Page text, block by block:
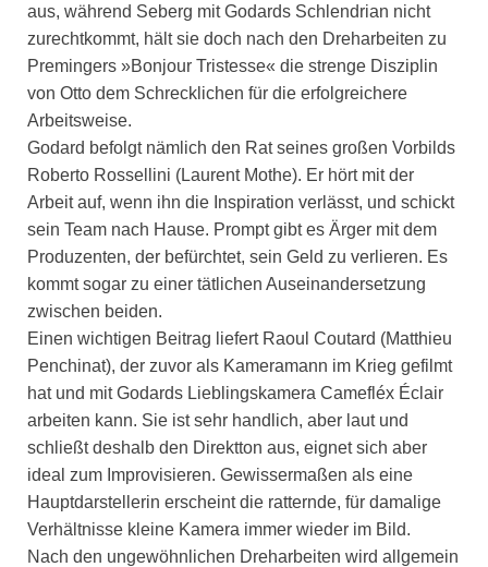
aus, während Seberg mit Godards Schlendrian nicht
zurechtkommt, hält sie doch nach den Dreharbeiten zu
Premingers »Bonjour Tristesse« die strenge Disziplin
von Otto dem Schrecklichen für die erfolgreichere
Arbeitsweise.
Godard befolgt nämlich den Rat seines großen Vorbilds
Roberto Rossellini (Laurent Mothe). Er hört mit der
Arbeit auf, wenn ihn die Inspiration verlässt, und schickt
sein Team nach Hause. Prompt gibt es Ärger mit dem
Produzenten, der befürchtet, sein Geld zu verlieren. Es
kommt sogar zu einer tätlichen Auseinandersetzung
zwischen beiden.
Einen wichtigen Beitrag liefert Raoul Coutard (Matthieu
Penchinat), der zuvor als Kameramann im Krieg gefilmt
hat und mit Godards Lieblingskamera Camefléx Éclair
arbeiten kann. Sie ist sehr handlich, aber laut und
schließt deshalb den Direktton aus, eignet sich aber
ideal zum Improvisieren. Gewissermaßen als eine
Hauptdarstellerin erscheint die ratternde, für damalige
Verhältnisse kleine Kamera immer wieder im Bild.
Nach den ungewöhnlichen Dreharbeiten wird allgemein